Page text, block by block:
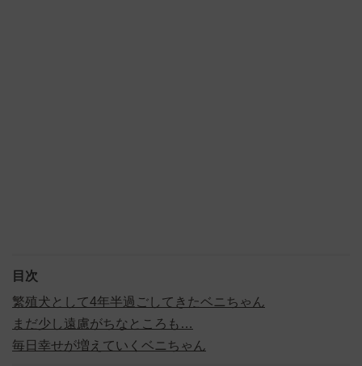
目次
繁殖犬として4年半過ごしてきたベニちゃん
まだ少し遠慮がちなところも…
毎日幸せが増えていくベニちゃん